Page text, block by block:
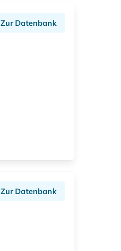
Zur Datenbank
Zur Datenbank